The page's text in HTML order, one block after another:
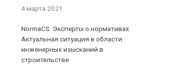
4 марта 2021
NormaCS. Эксперты о нормативах.
Актуальная ситуация в области
инженерных изысканий в
строительстве